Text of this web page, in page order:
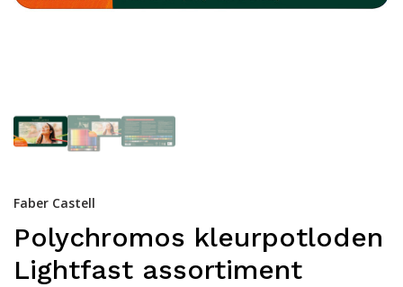
Faber Castell
Polychromos kleurpotloden
Lightfast assortiment